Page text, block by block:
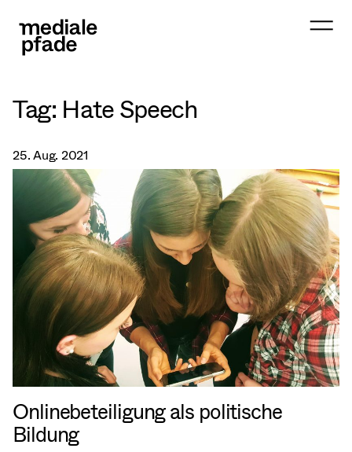
Tag: Hate Speech
25. Aug. 2021
Onlinebeteiligung als politische
Bildung